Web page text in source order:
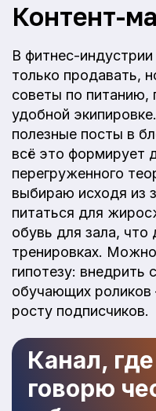
Контент-
В фитнес-
только продавать,
советы по питанию,
удобной
полезные посты в
всё это формирует
перегруженного
выбираю исходя из
питаться для
обувь для зала, что
тренировках.
гипотезу: внедрить
обучающих
росту подписчиков.
Канал,
говорю